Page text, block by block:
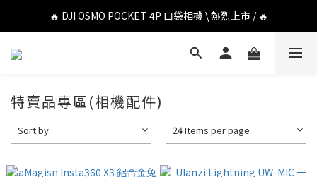
🔥 DJI OSMO POCKET 4P 口袋相機 \ 熱烈上市 / 🔥
🔥 DJI OSMO POCKET 4P 口袋相機 \ 熱烈上市 / 🔥
🔥 Insta360 Luna Ultra 雲台相機 \ 熱烈上市 / 🔥
🔥 DJI OSMO POCKET 4P 口袋相機 \ 熱烈上市 / 🔥
特賣品專區(相機配件)
Sort by 24 Items per page